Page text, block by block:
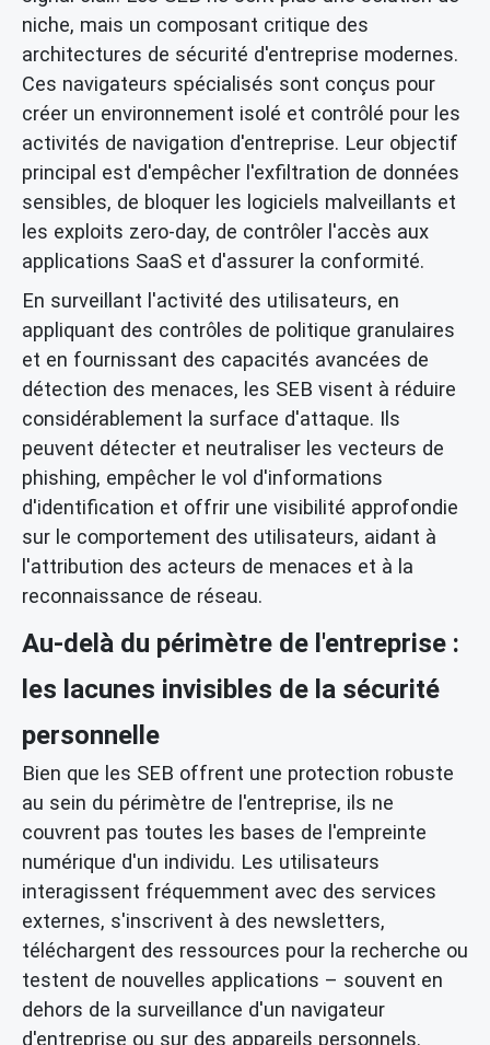
niche, mais un composant critique des
architectures de sécurité d'entreprise modernes.
Ces navigateurs spécialisés sont conçus pour
créer un environnement isolé et contrôlé pour les
activités de navigation d'entreprise. Leur objectif
principal est d'empêcher l'exfiltration de données
sensibles, de bloquer les logiciels malveillants et
les exploits zero-day, de contrôler l'accès aux
applications SaaS et d'assurer la conformité.
En surveillant l'activité des utilisateurs, en
appliquant des contrôles de politique granulaires
et en fournissant des capacités avancées de
détection des menaces, les SEB visent à réduire
considérablement la surface d'attaque. Ils
peuvent détecter et neutraliser les vecteurs de
phishing, empêcher le vol d'informations
d'identification et offrir une visibilité approfondie
sur le comportement des utilisateurs, aidant à
l'attribution des acteurs de menaces et à la
reconnaissance de réseau.
Au-delà du périmètre de l'entreprise :
les lacunes invisibles de la sécurité
personnelle
Bien que les SEB offrent une protection robuste
au sein du périmètre de l'entreprise, ils ne
couvrent pas toutes les bases de l'empreinte
numérique d'un individu. Les utilisateurs
interagissent fréquemment avec des services
externes, s'inscrivent à des newsletters,
téléchargent des ressources pour la recherche ou
testent de nouvelles applications – souvent en
dehors de la surveillance d'un navigateur
d'entreprise ou sur des appareils personnels.